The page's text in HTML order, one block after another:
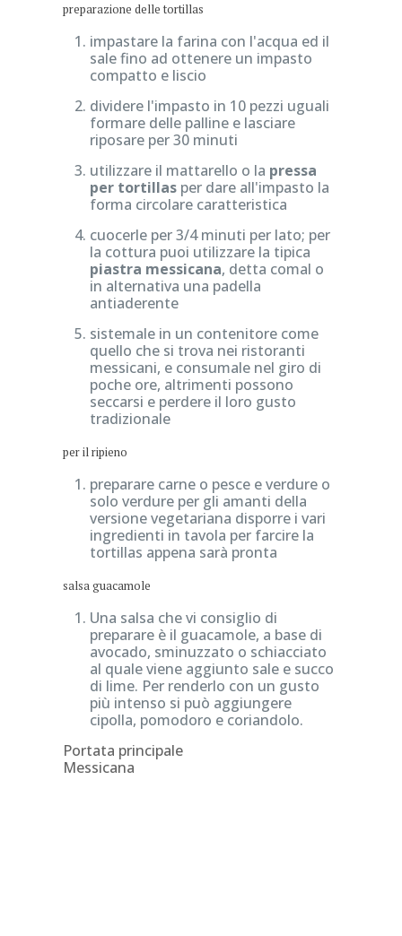
preparazione delle tortillas
impastare la farina con l'acqua ed il
sale fino ad ottenere un impasto
compatto e liscio
dividere l'impasto in 10 pezzi uguali
formare delle palline e lasciare
riposare per 30 minuti
utilizzare il mattarello o la pressa
per tortillasper dare all'impasto la
forma circolare caratteristica
cuocerle per 3/4 minuti per lato; per
la cottura puoi utilizzare la tipica
piastra messicana, detta comal o
in alternativa una padella
antiaderente
sistemale in un contenitore come
quello che si trova nei ristoranti
messicani, e consumale nel giro di
poche ore, altrimenti possono
seccarsi e perdere il loro gusto
tradizionale
per il ripieno
preparare carne o pesce e verdure o
solo verdure per gli amanti della
versione vegetariana disporre i vari
ingredienti in tavola per farcire la
tortillas appena sarà pronta
salsa guacamole
Una salsa che vi consiglio di
preparare è il guacamole, a base di
avocado, sminuzzato o schiacciato
al quale viene aggiunto sale e succo
di lime. Per renderlo con un gusto
più intenso si può aggiungere
cipolla, pomodoro e coriandolo.
Portata principale
Messicana